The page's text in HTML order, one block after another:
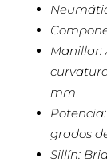
Manillar:
mm
grados
Sillín: